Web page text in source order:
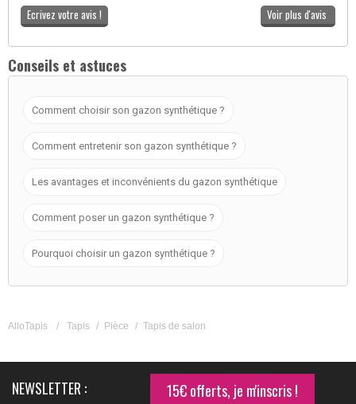
Ecrivez votre avis ! Voir plus d'avis
Conseils et astuces
Comment choisir son gazon synthétique ?
Comment entretenir son gazon synthétique ?
Les avantages et inconvénients du gazon synthétique
Comment poser un gazon synthétique ?
Pourquoi choisir un gazon synthétique ?
AlloTapis / Tapis / Pièce / Tapis de salon
NEWSLETTER : 15€ offerts, je m'inscris !